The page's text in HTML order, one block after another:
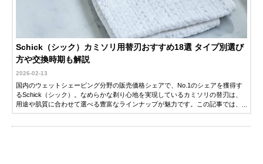
Schick（シック）カミソリ用替刃おすすめ18選 タイプ別選び
方や交換時期も解説
2026-02-13
国内のウェットシェービング分野の販売価格シェアで、No.1のシェアを獲得す
るSchick（シック）。なめらかな剃り心地を実現しているカミソリの替刃は、
用途や肌質に合わせて選べる豊富なラインナップが魅力です。この記事では、